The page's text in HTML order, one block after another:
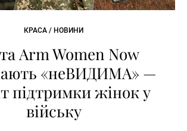
КРАСА / НОВИНИ
Arm Women Now
«неВИДИМА» —
підтримки жінок у
війську